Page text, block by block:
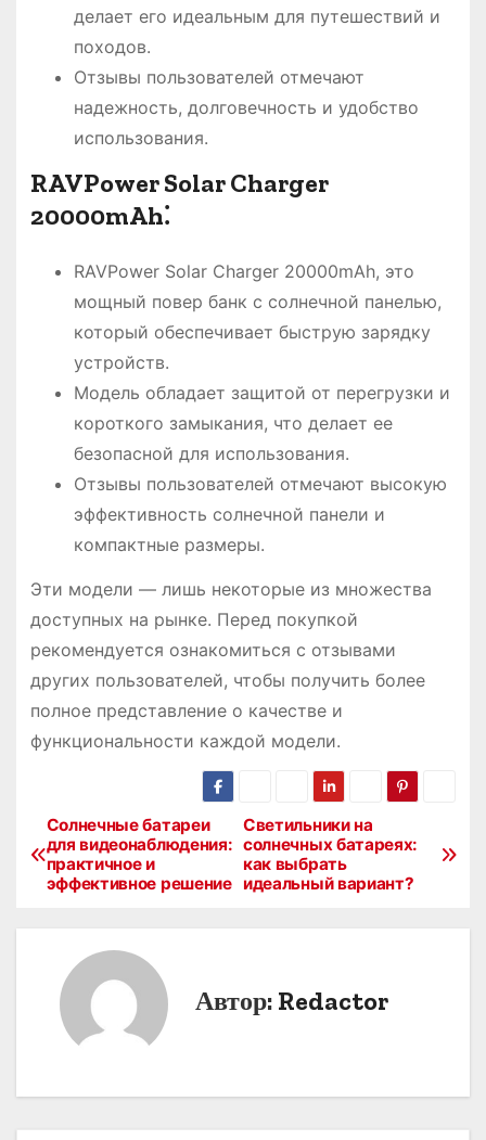
делает его идеальным для путешествий и
походов.
Отзывы пользователей отмечают
надежность, долговечность и удобство
использования.
RAVPower Solar Charger
20000mAh⁚
RAVPower Solar Charger 20000mAh, это
мощный повер банк с солнечной панелью,
который обеспечивает быструю зарядку
устройств.
Модель обладает защитой от перегрузки и
короткого замыкания, что делает ее
безопасной для использования.
Отзывы пользователей отмечают высокую
эффективность солнечной панели и
компактные размеры.
Эти модели — лишь некоторые из множества
доступных на рынке. Перед покупкой
рекомендуется ознакомиться с отзывами
других пользователей, чтобы получить более
полное представление о качестве и
функциональности каждой модели.
Н
ц
Светильники на
солнечных батареях:
как выбрать
идеальный вариант?
Солнечные батареи
для видеонаблюдения:
практичное и
эффективное решение
Автор: Redactor